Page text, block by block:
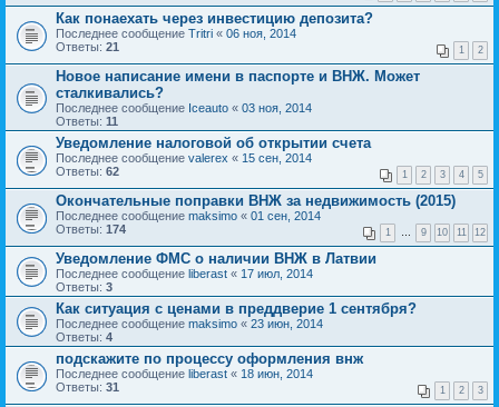
Как понаехать через инвестицию депозита?
Последнее сообщение Tritri « 06 ноя, 2014
Ответы: 21 1 2
Новое написание имени в паспорте и ВНЖ. Может
сталкивались?
Последнее сообщение Iceauto « 03 ноя, 2014
Ответы: 11
Уведомление налоговой об открытии счета
Последнее сообщение valerex « 15 сен, 2014
Ответы: 62 1 2 3 4 5
Окончательные поправки ВНЖ за недвижимость (2015)
Последнее сообщение maksimo « 01 сен, 2014
Ответы: 174 1 … 9 10 11 12
Уведомление ФМС о наличии ВНЖ в Латвии
Последнее сообщение liberast « 17 июл, 2014
Ответы: 3
Как ситуация с ценами в преддверие 1 сентября?
Последнее сообщение maksimo « 23 июн, 2014
Ответы: 4
подскажите по процессу оформления внж
Последнее сообщение liberast « 18 июн, 2014
Ответы: 31 1 2 3